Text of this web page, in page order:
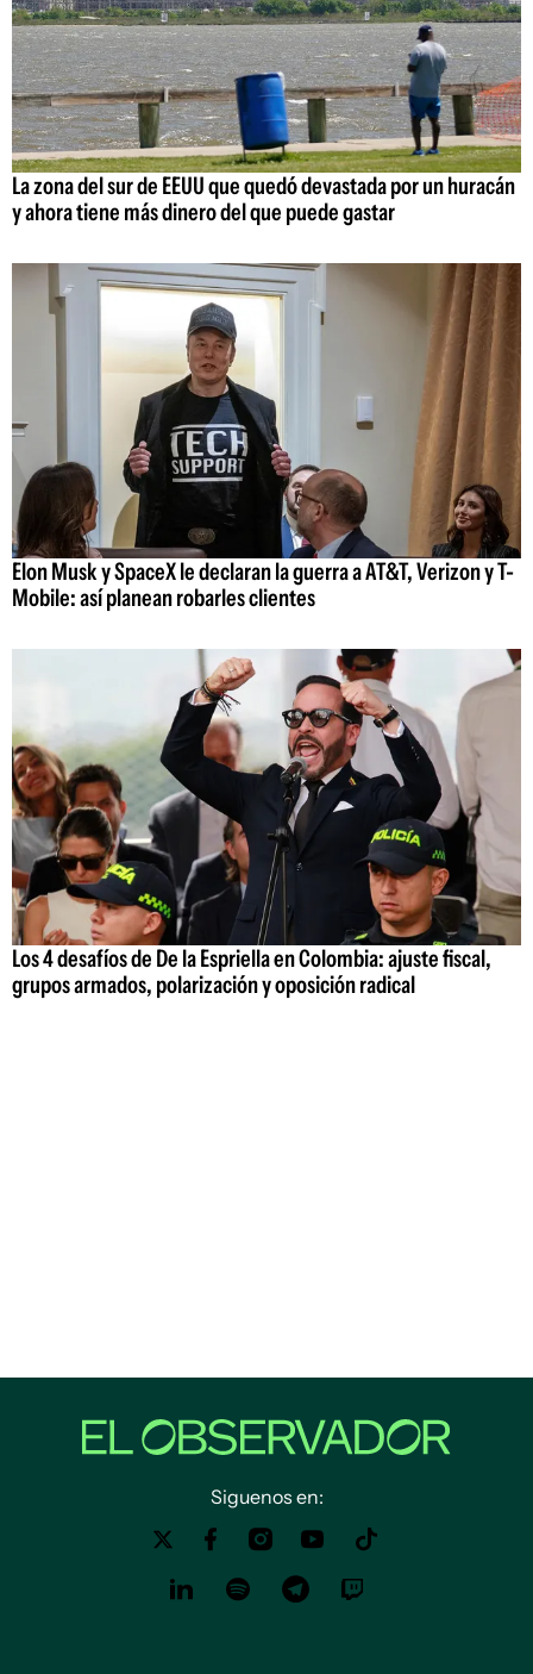
La zona del sur de EEUU que quedó devastada por un huracán
y ahora tiene más dinero del que puede gastar
Elon Musk y SpaceX le declaran la guerra a AT&T, Verizon y T-
Mobile: así planean robarles clientes
Los 4 desafíos de De la Espriella en Colombia: ajuste fiscal,
grupos armados, polarización y oposición radical
Siguenos en: